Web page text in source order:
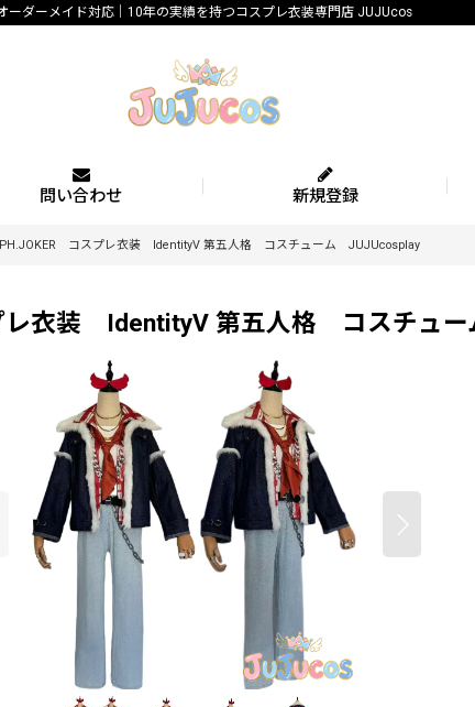
ーダーメイド対応｜10年の実績を持つコスプレ衣装専門店 JUJUcos
問い合わせ 新規登録
コスプレ衣装 IdentityV 第五人格 コスチューム JUJUcosplay
レ衣装 IdentityV 第五人格 コスチュ